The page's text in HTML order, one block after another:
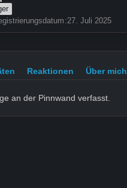
27. Juli 2025
Reaktionen Über mich
an der Pinnwand verfasst.